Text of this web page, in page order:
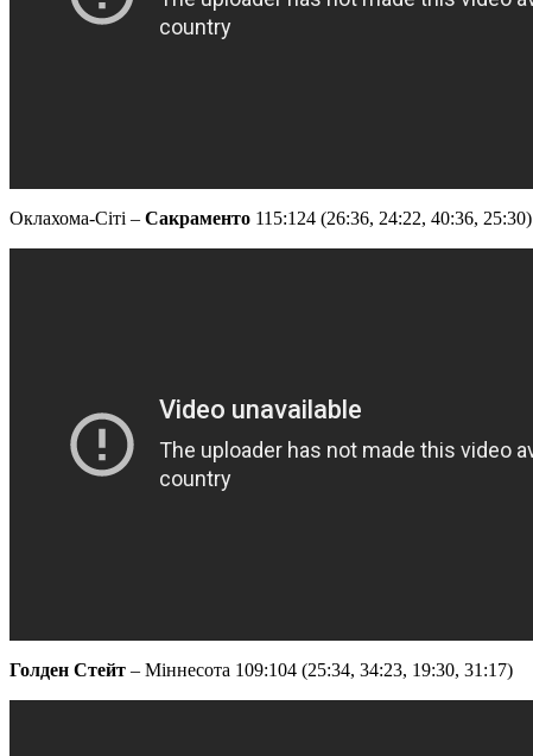
Оклахома-Сіті – Сакраменто 115:124 (26:36, 24:22, 40:36, 25:30)
Голден Стейт – Міннесота 109:104 (25:34, 34:23, 19:30, 31:17)